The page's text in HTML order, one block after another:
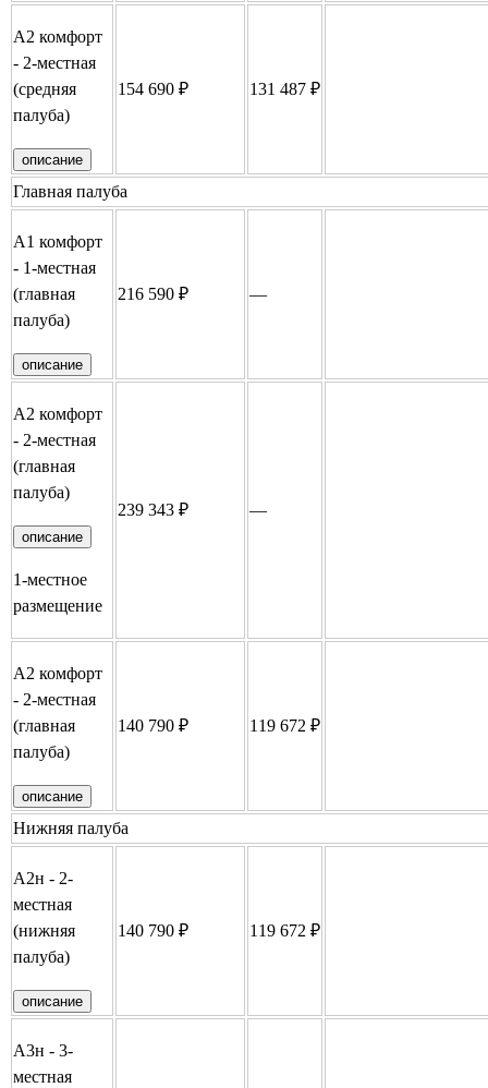
А2 комфорт
- 2-местная
(средняя
палуба)
описание
154 690 ₽ 131 487 ₽
Главная палуба
А1 комфорт
- 1-местная
(главная
палуба)
описание
216 590 ₽ —
А2 комфорт
- 2-местная
(главная
палуба)
описание
1-местное
размещение
239 343 ₽ —
А2 комфорт
- 2-местная
(главная
палуба)
описание
140 790 ₽ 119 672 ₽
Нижняя палуба
А2н - 2-
местная
(нижняя
палуба)
описание
140 790 ₽ 119 672 ₽
А3н - 3-
местная